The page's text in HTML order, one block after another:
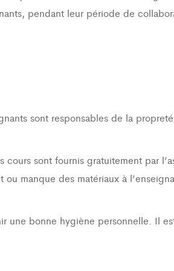
pendant leur période de
sont responsables de la
cours sont fournis gratuitement par
manque des matériaux à
une bonne hygiène personnelle. Il